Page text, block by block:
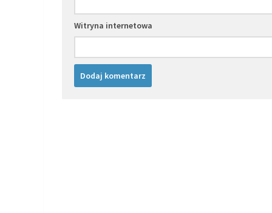
Witryna internetowa